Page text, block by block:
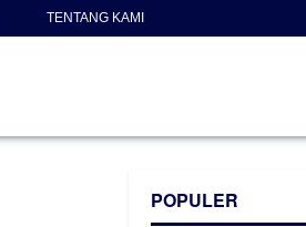
TENTANG KAMI
POPULER